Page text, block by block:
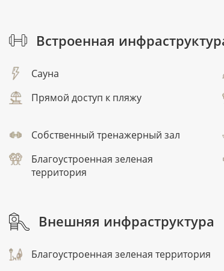
Встроенная
Сауна
Прямой доступ к пляжу
Собственный тренажерный зал
Благоустроенная зеленая
территория
Внешняя инфраструктура
Благоустроенная зеленая территория